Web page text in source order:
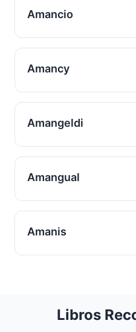
Amancio
Amancy
Amangeldi
Amangual
Amanis
Libros